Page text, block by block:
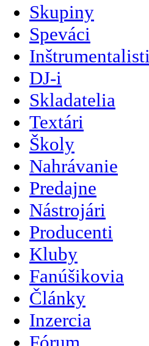
Skupiny
Speváci
Inštrumentalisti
DJ-i
Skladatelia
Textári
Školy
Nahrávanie
Predajne
Nástrojári
Producenti
Kluby
Fanúšikovia
Články
Inzercia